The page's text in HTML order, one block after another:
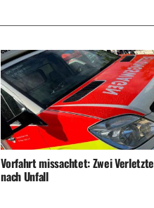
Vorfahrt missachtet: Zwei Verletzte
nach Unfall